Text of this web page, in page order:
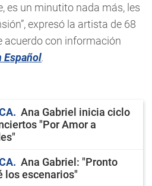
es un minutito nada más, les
expresó la artista de 68
acuerdo con información
Español.
Ana Gabriel inicia ciclo
"Por Amor a
Ana Gabriel: "Pronto
los escenarios"